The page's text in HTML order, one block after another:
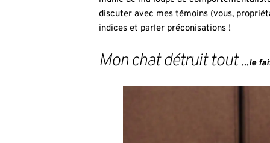
discuter avec mes témoins (vous,
indices et parler préconisations !
Mon chat détruit tout ...le